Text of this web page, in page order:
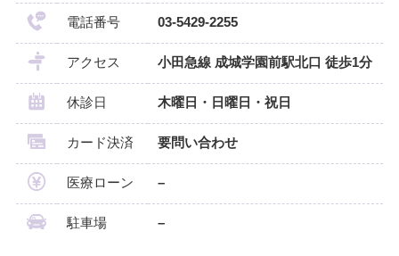
電話番号 03-5429-2255
アクセス 小田急線 成城学園前駅北口 徒歩1分
休診日 木曜日・日曜日・祝日
カード決済 要問い合わせ
医療ローン –
駐車場 –